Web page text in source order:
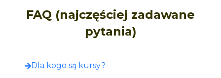
FAQ (najczęściej zadawane
pytania)
Dla kogo są kursy?